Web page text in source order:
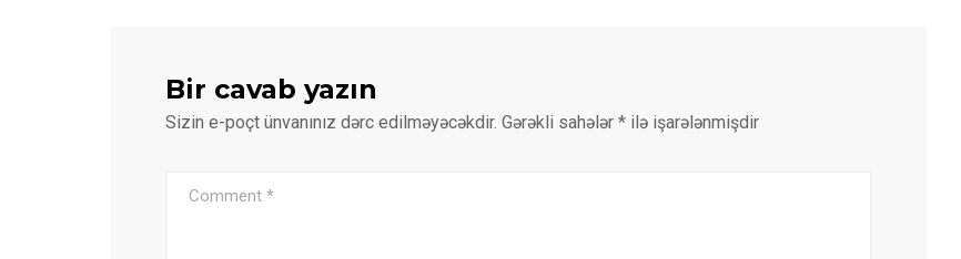
Bir cavab yazın
Sizin e-poçt ünvanınız dərc edilməyəcəkdir. Gərəkli sahələr * ilə işarələnmişdir